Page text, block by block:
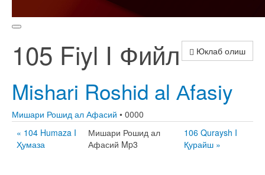
Юклаб олиш
105 Fiyl I Фийл
Mishari Roshid al Аfasiy
Мишари Рошид ал Афасий • 0000
« 104 Humaza I
Ҳумаза
Мишари Рошид ал
Афасий Mp3
106 Quraysh I
Қурайш »